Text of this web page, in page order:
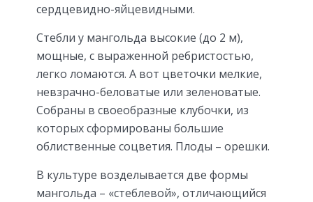
сердцевидно-яйцевидными.
Стебли у мангольда высокие (до 2 м),
мощные, с выраженной ребристостью,
легко ломаются. А вот цветочки мелкие,
невзрачно-беловатые или зеленоватые.
Собраны в своеобразные клубочки, из
которых сформированы большие
облиственные соцветия. Плоды – орешки.
В культуре возделывается две формы
мангольда – «стеблевой», отличающийся